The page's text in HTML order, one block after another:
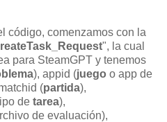
código, comenzamos con la
", la cual
para SteamGPT y tenemos
), appid (juego o app de
(partida),
de tarea),
de evaluación),